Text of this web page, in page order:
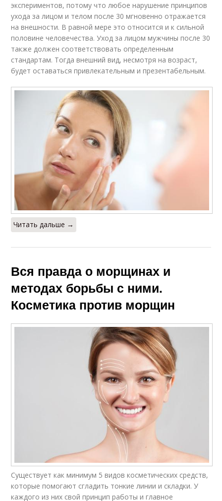
экспериментов, потому что любое нарушение принципов
ухода за лицом и телом после 30 мгновенно отражается
на внешности. В равной мере это относится и к сильной
половине человечества. Уход за лицом мужчины после 30
также должен соответствовать определенным
стандартам. Тогда внешний вид, несмотря на возраст,
будет оставаться привлекательным и презентабельным.
Читать дальше →
Вся правда о морщинах и
методах борьбы с ними.
Косметика против морщин
Существует как минимум 5 видов косметических средств,
которые помогают сгладить тонкие линии и складки. У
каждого из них свой принцип работы и главное